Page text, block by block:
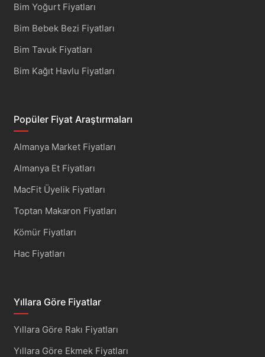
Bim Yoğurt Fiyatları
Bim Bebek Bezi Fiyatları
Bim Tavuk Fiyatları
Bim Kağıt Havlu Fiyatları
Popüler Fiyat Araştırmaları
Almanya Market Fiyatları
Almanya Et Fiyatları
MacFit Üyelik Fiyatları
Toptan Makaron Fiyatları
Kömür Fiyatları
Hac Fiyatları
Yıllara Göre Fiyatlar
Yıllara Göre Rakı Fiyatları
Yıllara Göre Ekmek Fiyatları